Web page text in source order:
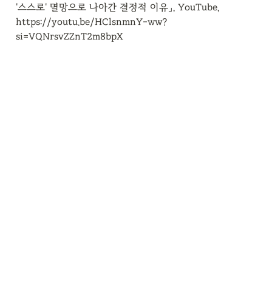
'스스로' 멸망으로 나아간 결정적 이유」, YouTube,
https://youtu.be/HClsnmnY-ww?
si=VQNrsvZZnT2m8bpX